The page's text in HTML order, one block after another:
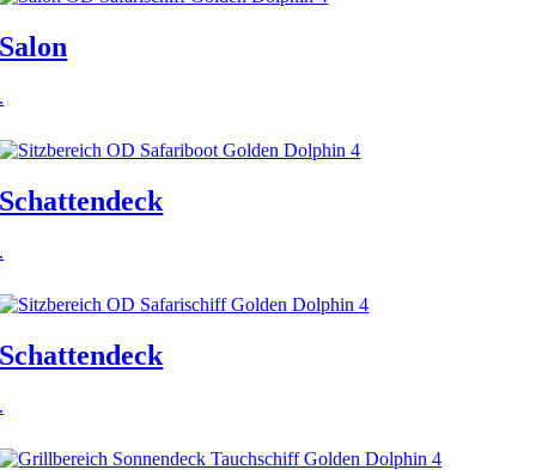
Salon
.
Schattendeck
.
Schattendeck
.